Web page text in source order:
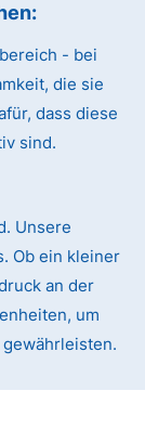
- bei
die sie
dass diese
sind.
Unsere
Ob ein kleiner
an der
um